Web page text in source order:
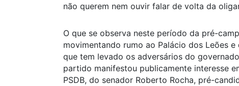
não querem nem ouvir falar de volta da
O que se observa neste período da pré-
movimentando rumo ao Palácio dos Leões
que tem levado os adversários do
partido manifestou publicamente interesse
PSDB, do senador Roberto Rocha, pré-